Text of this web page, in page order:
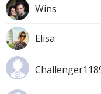
Wins
Elisa